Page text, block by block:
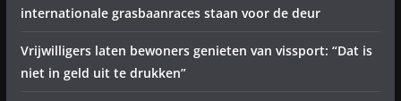
internationale grasbaanraces staan voor de deur
Vrijwilligers laten bewoners genieten van vissport: “Dat is
niet in geld uit te drukken”